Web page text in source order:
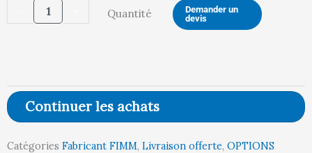
quantité
de
médium
16
pour
Quantité
Demander un
devis
Continuer les achats
Catégories Fabricant FIMM, Livraison offerte, OPTIONS